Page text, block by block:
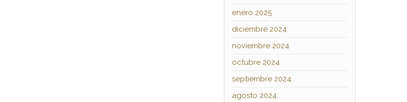
enero 2025
diciembre 2024
noviembre 2024
octubre 2024
septiembre 2024
agosto 2024